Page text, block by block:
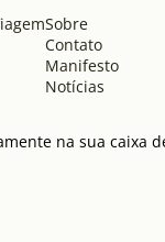
Sobre
Contato
Manifesto
Notícias
na sua caixa